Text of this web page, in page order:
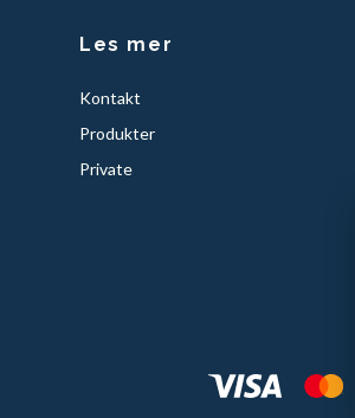
Les mer
Kontakt
Produkter
Private